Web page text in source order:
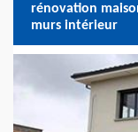
rénovation
murs intérieur